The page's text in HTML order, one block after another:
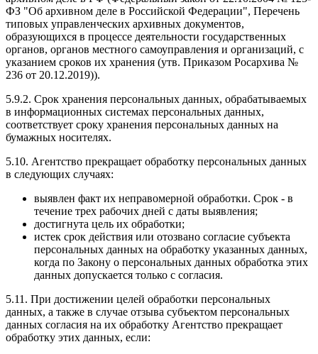
ФЗ "Об архивном деле в Российской Федерации", Перечень
типовых управленческих архивных документов,
образующихся в процессе деятельности государственных
органов, органов местного самоуправления и организаций, с
указанием сроков их хранения (утв. Приказом Росархива №
236 от 20.12.2019)).
5.9.2. Срок хранения персональных данных, обрабатываемых
в информационных системах персональных данных,
соответствует сроку хранения персональных данных на
бумажных носителях.
5.10. Агентство прекращает обработку персональных данных
в следующих случаях:
выявлен факт их неправомерной обработки. Срок - в
течение трех рабочих дней с даты выявления;
достигнута цель их обработки;
истек срок действия или отозвано согласие субъекта
персональных данных на обработку указанных данных,
когда по Закону о персональных данных обработка этих
данных допускается только с согласия.
5.11. При достижении целей обработки персональных
данных, а также в случае отзыва субъектом персональных
данных согласия на их обработку Агентство прекращает
обработку этих данных, если: